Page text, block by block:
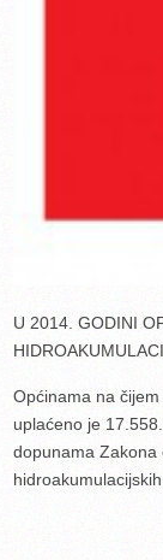
U 2014. GODINI
Općinama na
uplaćeno je
dopunama Zakona
hidroakumulacijskih